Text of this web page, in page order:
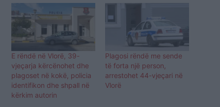
E rëndë në Vlorë, 39-
vjeçarja kërcënohet dhe
plagoset në kokë, policia
identifikon dhe shpall në
kërkim autorin
Plagosi rëndë me sende
të forta një person,
arrestohet 44-vjeçari në
Vlorë